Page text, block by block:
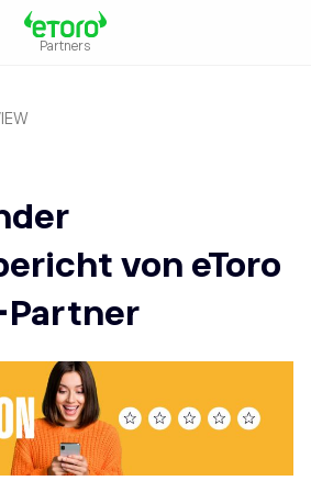
Partners
von eToro
Partner